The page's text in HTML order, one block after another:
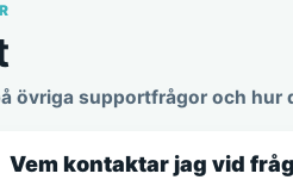
övriga supportfrågor och hur
Vem kontaktar jag vid